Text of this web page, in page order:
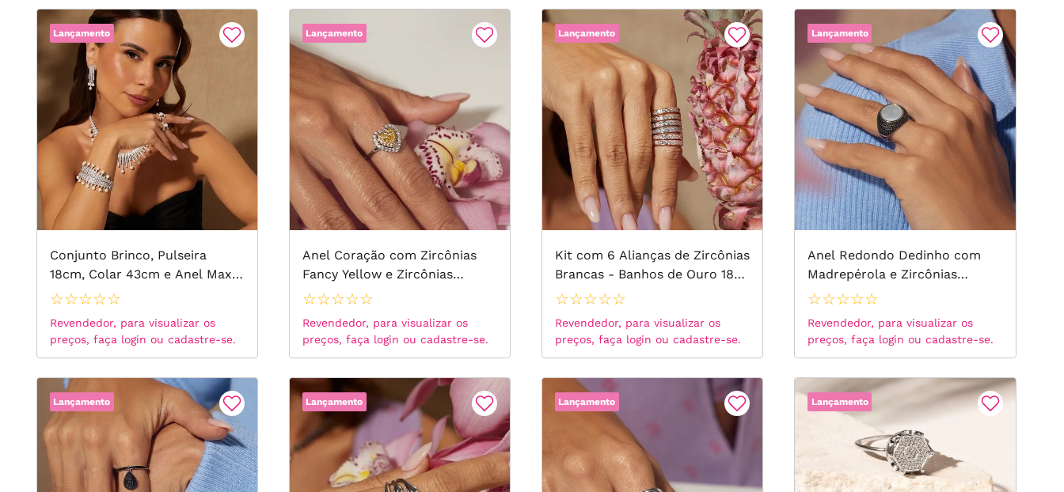
15
16
17
22
ARO14
ARO15
ARO16
Lançamento
Conjunto Brinco, Pulseira
18cm, Colar 43cm e Anel Maxi
Filetes com Pérolas e Zircônias
Branco
☆☆☆☆☆
Revendedor, para visualizar os
preços, faça login ou cadastre-se.
Lançamento
Anel Coração com Zircônias
Fancy Yellow e Zircônias
Brancas - Banho de Ródio
☆☆☆☆☆
Revendedor, para visualizar os
preços, faça login ou cadastre-se.
Lançamento
Kit com 6 Alianças de Zircônias
Brancas - Banhos de Ouro 18k,
Ródio e Rosê
☆☆☆☆☆
Revendedor, para visualizar os
preços, faça login ou cadastre-se.
Lançamento
Anel Redondo Dedinho com
Madrepérola e Zircônias
Negras - Banho de Ródio
☆☆☆☆☆
Revendedor, para visualizar os
preços, faça login ou cadastre-se.
Lançamento Lançamento Lançamento Lançamento